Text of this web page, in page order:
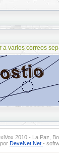
a varios correos
2010 - La Paz,
DeveNet.Net -